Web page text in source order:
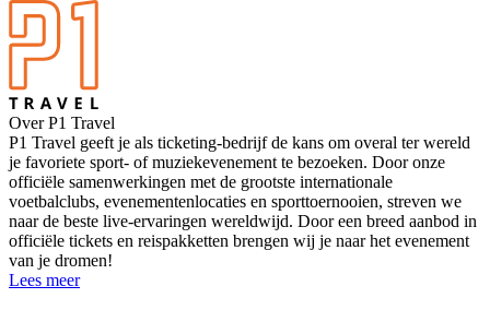
Over P1 Travel
P1 Travel geeft je als ticketing-bedrijf de kans om overal ter wereld
je favoriete sport- of muziekevenement te bezoeken. Door onze
officiële samenwerkingen met de grootste internationale
voetbalclubs, evenementenlocaties en sporttoernooien, streven we
naar de beste live-ervaringen wereldwijd. Door een breed aanbod in
officiële tickets en reispakketten brengen wij je naar het evenement
van je dromen!
Lees meer